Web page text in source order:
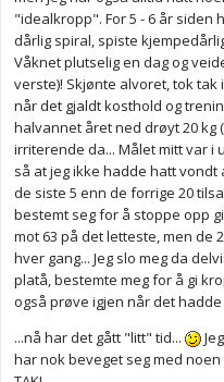
"idealkropp". For 5 - 6 år siden
dårlig spiral, spiste
Våknet plutselig en dag og
verste)! Skjønte alvoret, tok
når det gjaldt kosthold og
halvannet året ned drøyt 20 kg
irriterende da... Målet mitt var i
så at jeg ikke hadde hatt vondt
de siste 5 enn de forrige 20
bestemt seg for å stoppe opp
mot 63 på det letteste, men de
hver gang... Jeg slo meg da
platå, bestemte meg for å gi
også prøve igjen når det hadde
...nå har det gått "litt" tid...
har nok beveget seg med noen